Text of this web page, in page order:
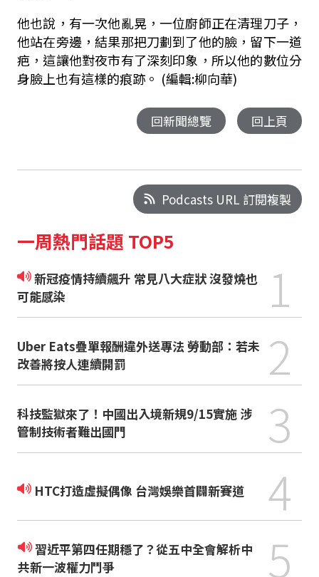
他也說，有一次他亂晃，一位廚師正在清理刀子，
他站在旁邊，結果那把刀劃到了他的臉，留下一道
疤，這讓他對夜市有了深刻印象，所以他的數位分
身臉上也有這樣的痕跡。 (編輯:柳向華)
回新聞總覽 回上頁
Podcasts URL 訂閱複製
一周熱門話題 TOP5
新冠疫情持續飆升 常見八大症狀 沒發燒也
可能感染
1
Uber Eats疊單報酬違外送專法 勞動部：若未
改善將按人連續開罰
2
科技監獄來了！中國出入境新規9/15實施 涉
管制技術者難出國門
3
HTC打造虛擬偶像 台灣娛樂首闢新賽道 4
習近平第四任期穩了？從五中全會解析中
共新一波權力鬥爭
5